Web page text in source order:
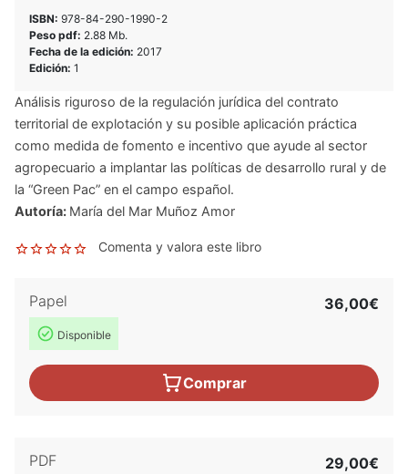
ISBN: 978-84-290-1990-2
Peso pdf: 2.88 Mb.
Fecha de la edición: 2017
Edición: 1
Análisis riguroso de la regulación jurídica del contrato
territorial de explotación y su posible aplicación práctica
como medida de fomento e incentivo que ayude al sector
agropecuario a implantar las políticas de desarrollo rural y de
la “Green Pac” en el campo español.
Autoría: María del Mar Muñoz Amor
Comenta y valora este libro
Papel
Disponible
36,00€
Comprar
PDF 29,00€